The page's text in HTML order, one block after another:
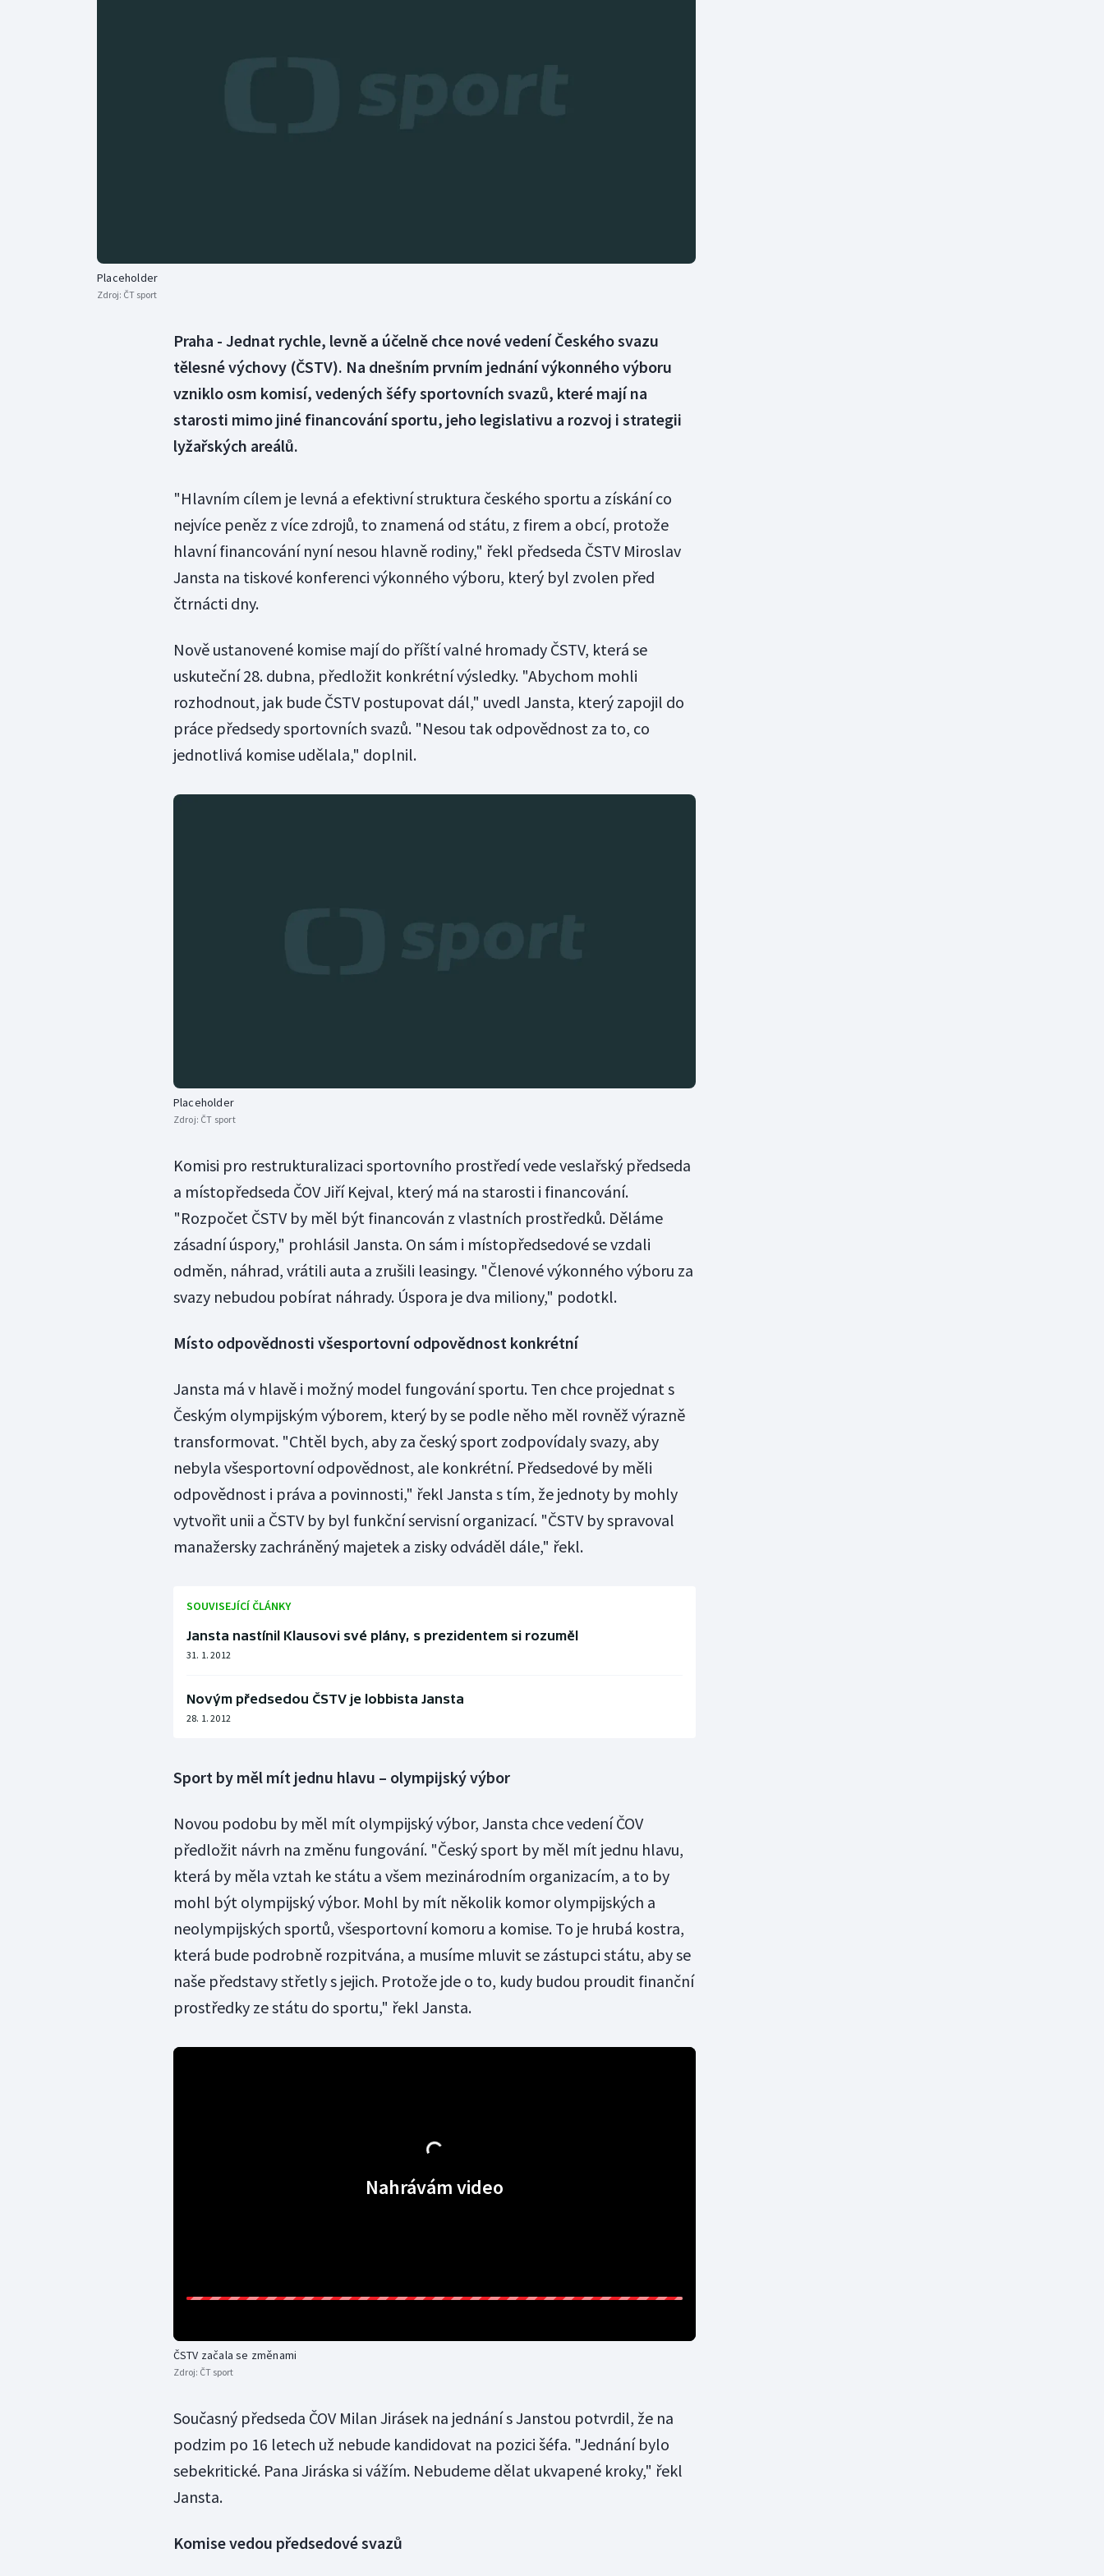
Placeholder
Zdroj: ČT sport
Praha - Jednat rychle, levně a účelně chce nové vedení Českého svazu
tělesné výchovy (ČSTV). Na dnešním prvním jednání výkonného výboru
vzniklo osm komisí, vedených šéfy sportovních svazů, které mají na
starosti mimo jiné financování sportu, jeho legislativu a rozvoj i strategii
lyžařských areálů.
"Hlavním cílem je levná a efektivní struktura českého sportu a získání co
nejvíce peněz z více zdrojů, to znamená od státu, z firem a obcí, protože
hlavní financování nyní nesou hlavně rodiny," řekl předseda ČSTV Miroslav
Jansta na tiskové konferenci výkonného výboru, který byl zvolen před
čtrnácti dny.
Nově ustanovené komise mají do příští valné hromady ČSTV, která se
uskuteční 28. dubna, předložit konkrétní výsledky. "Abychom mohli
rozhodnout, jak bude ČSTV postupovat dál," uvedl Jansta, který zapojil do
práce předsedy sportovních svazů. "Nesou tak odpovědnost za to, co
jednotlivá komise udělala," doplnil.
Placeholder
Zdroj: ČT sport
Komisi pro restrukturalizaci sportovního prostředí vede veslařský předseda
a místopředseda ČOV Jiří Kejval, který má na starosti i financování.
"Rozpočet ČSTV by měl být financován z vlastních prostředků. Děláme
zásadní úspory," prohlásil Jansta. On sám i místopředsedové se vzdali
odměn, náhrad, vrátili auta a zrušili leasingy. "Členové výkonného výboru za
svazy nebudou pobírat náhrady. Úspora je dva miliony," podotkl.
Místo odpovědnosti všesportovní odpovědnost konkrétní
Jansta má v hlavě i možný model fungování sportu. Ten chce projednat s
Českým olympijským výborem, který by se podle něho měl rovněž výrazně
transformovat. "Chtěl bych, aby za český sport zodpovídaly svazy, aby
nebyla všesportovní odpovědnost, ale konkrétní. Předsedové by měli
odpovědnost i práva a povinnosti," řekl Jansta s tím, že jednoty by mohly
vytvořit unii a ČSTV by byl funkční servisní organizací. "ČSTV by spravoval
manažersky zachráněný majetek a zisky odváděl dále," řekl.
SOUVISEJÍCÍ ČLÁNKY
Jansta nastínil Klausovi své plány, s prezidentem si rozuměl
31. 1. 2012
Novým předsedou ČSTV je lobbista Jansta
28. 1. 2012
Sport by měl mít jednu hlavu – olympijský výbor
Novou podobu by měl mít olympijský výbor, Jansta chce vedení ČOV
předložit návrh na změnu fungování. "Český sport by měl mít jednu hlavu,
která by měla vztah ke státu a všem mezinárodním organizacím, a to by
mohl být olympijský výbor. Mohl by mít několik komor olympijských a
neolympijských sportů, všesportovní komoru a komise. To je hrubá kostra,
která bude podrobně rozpitvána, a musíme mluvit se zástupci státu, aby se
naše představy střetly s jejich. Protože jde o to, kudy budou proudit finanční
prostředky ze státu do sportu," řekl Jansta.
Nahrávám video
ČSTV začala se změnami
Zdroj: ČT sport
Současný předseda ČOV Milan Jirásek na jednání s Janstou potvrdil, že na
podzim po 16 letech už nebude kandidovat na pozici šéfa. "Jednání bylo
sebekritické. Pana Jiráska si vážím. Nebudeme dělat ukvapené kroky," řekl
Jansta.
Komise vedou předsedové svazů